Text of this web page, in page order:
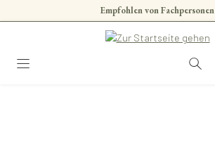
Zum Hauptinhalt springenEmpfohlen von Fachpersonen